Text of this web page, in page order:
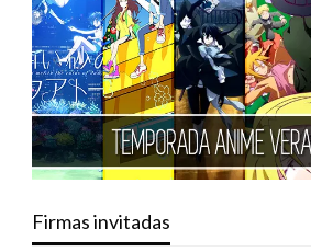
Firmas invitadas